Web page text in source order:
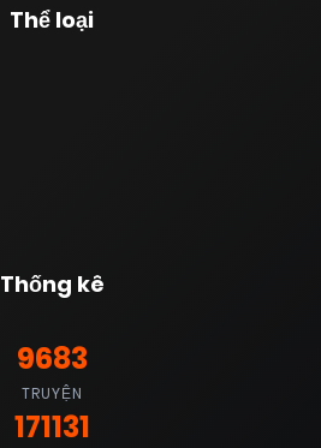
Thể loại
Thống kê
9683
TRUYỆN
171131